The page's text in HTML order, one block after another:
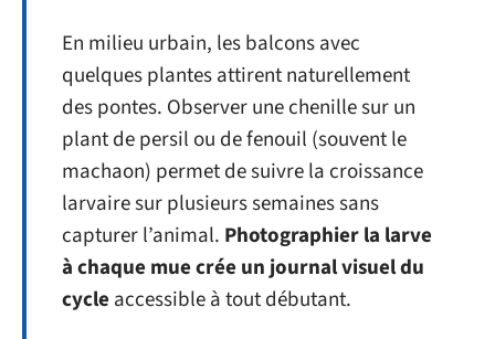
En milieu urbain, les balcons avec
quelques plantes attirent naturellement
des pontes. Observer une chenille sur un
plant de persil ou de fenouil (souvent le
machaon) permet de suivre la croissance
larvaire sur plusieurs semaines sans
capturer l’animal. Photographier la larve
à chaque mue crée un journal visuel du
cycle accessible à tout débutant.